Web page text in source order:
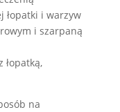
łopatki i warzyw
i szarpaną
na